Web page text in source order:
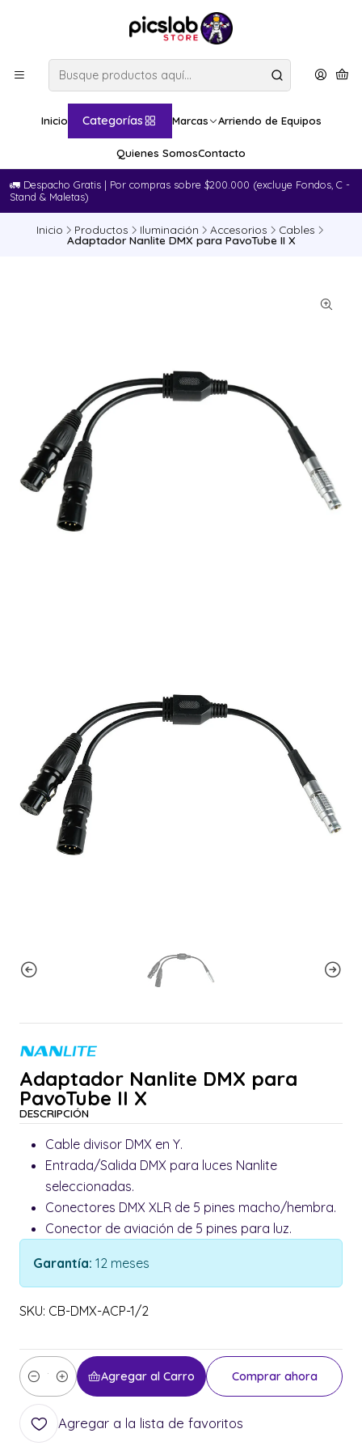
Inicio Categorías Marcas Arriendo de Equipos
Quienes SomosContacto
🚛​ Despacho Gratis | Por compras sobre $200.000 (excluye Fondos, C -
Stand & Maletas)
Inicio Productos Iluminación Accesorios Cables
Adaptador Nanlite DMX para PavoTube II X
Adaptador Nanlite DMX para
PavoTube II X
DESCRIPCIÓN
Cable divisor DMX en Y.
Entrada/Salida DMX para luces Nanlite
seleccionadas.
Conectores DMX XLR de 5 pines macho/hembra.
Conector de aviación de 5 pines para luz.
Garantía: 12 meses
SKU: CB-DMX-ACP-1/2
Cantidad
Agregar al Carro Comprar ahora
Agregar a la lista de favoritos